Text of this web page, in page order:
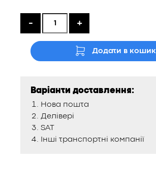
- +
Додати в кошик
Варіанти доставлення:
Нова пошта
Делівері
SAT
Інші транспортні компанії